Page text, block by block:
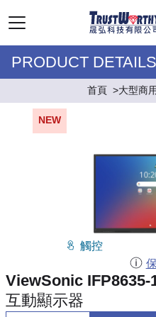
PRODUCT
首頁 大型商
NEW
觸控
ViewSonic IFP8635-
互動顯示器